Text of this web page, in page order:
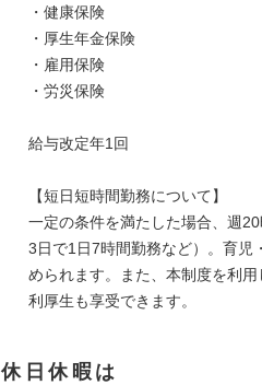
・健康保険
・厚生年金保険
・雇用保険
・労災保険
給与改定年1回
【短日短時間勤務について】
一定の条件を満たした場合、週
3日で1日7時間勤務など）。育児
められます。また、本制度を利
利厚生も享受できます。
休日休暇は